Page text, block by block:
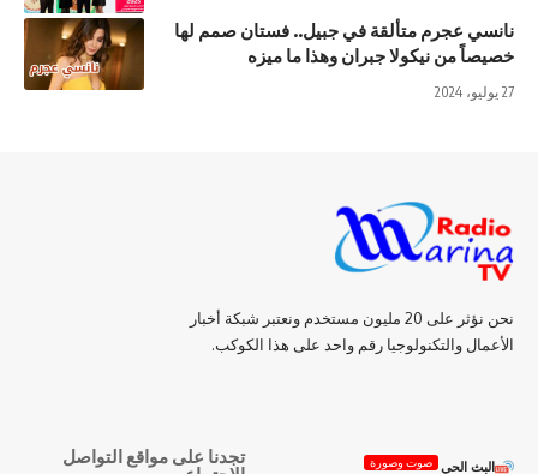
نانسي عجرم متألقة في جبيل.. فستان صمم لها
خصيصاً من نيكولا جبران وهذا ما ميزه
27 يوليو، 2024
نحن نؤثر على 20 مليون مستخدم ونعتبر شبكة أخبار
الأعمال والتكنولوجيا رقم واحد على هذا الكوكب.
البث الحي صوت وصورة
تجدنا على مواقع التواصل